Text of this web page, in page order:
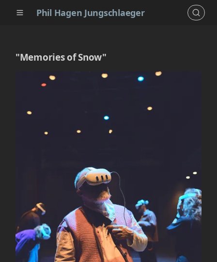
Phil Hagen Jungschlaeger
"Memories of Snow"